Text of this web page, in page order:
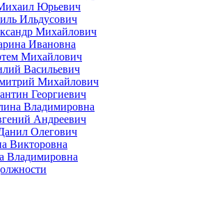
Юрьевич
Ильдусович
Михайлович
Ивановна
Михайлович
Васильевич
Михайлович
Георгиевич
Владимировна
Андреевич
Олегович
Викторовна
Владимировна